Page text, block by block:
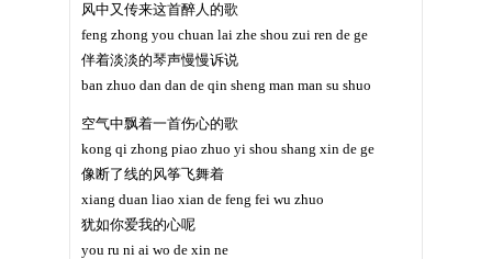
风中又传来这首醉人的歌
feng zhong you chuan lai zhe shou zui ren de ge
伴着淡淡的琴声慢慢诉说
ban zhuo dan dan de qin sheng man man su shuo
空气中飘着一首伤心的歌
kong qi zhong piao zhuo yi shou shang xin de ge
像断了线的风筝飞舞着
xiang duan liao xian de feng fei wu zhuo
犹如你爱我的心呢
you ru ni ai wo de xin ne